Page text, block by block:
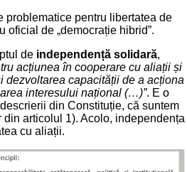
problematice pentru libertatea de
oficial de „democrație hibrid”.
de independență solidară,
acțiunea în cooperare cu aliații și
dezvoltarea capacității de a acționa
interesului național (…)”. E o
din Constituție, că suntem
articolul 1). Acolo, independența
cu aliații.